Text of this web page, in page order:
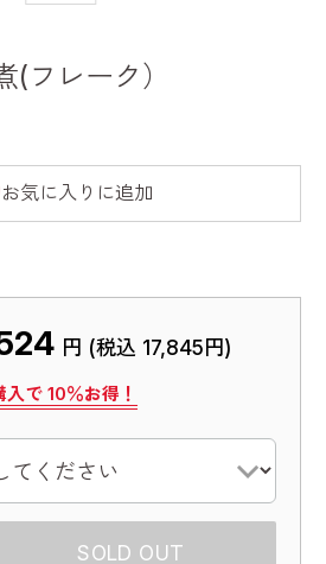
(フレーク）
お気に入りに追加
円 (税込 17,845円)
入で10％お得！
SOLD OUT